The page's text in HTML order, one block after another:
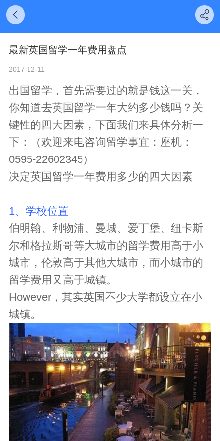
最新英国留学一年费用盘点
2017-12-11
出国留学，首先需要过的就是钱这一关，
你知道去英国留学一年大约多少钱吗？关
键性的四大因素，下面我们来具体分析一
下：（欢迎来电咨询留学事宜：座机：
0595-22602345）
决定英国留学一年费用多少的四大因素
1、学校位置
伯明翰、利物浦、曼城、爱丁堡、纽卡斯
尔和格拉斯哥等大城市的留学费用高于小
城市，伦敦高于其他大城市，而小城市的
留学费用又高于城镇。
However，其实英国不少大学都设立在小
城镇。